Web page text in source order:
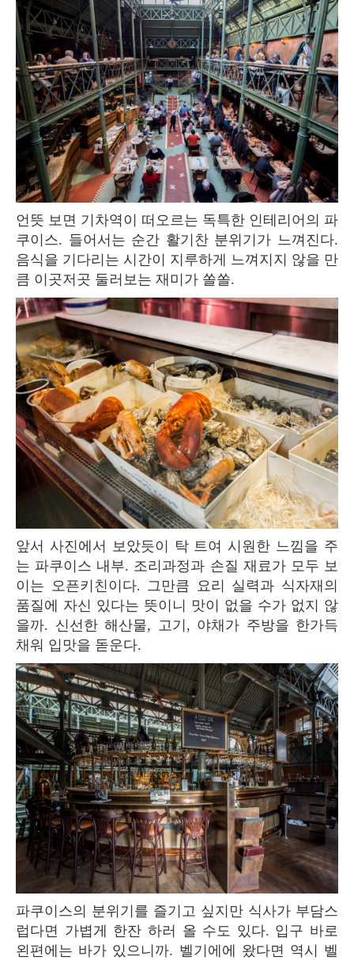
언뜻 보면 기차역이 떠오르는 독특한 인테리어의 파
쿠이스. 들어서는 순간 활기찬 분위기가 느껴진다.
음식을 기다리는 시간이 지루하게 느껴지지 않을 만
큼 이곳저곳 둘러보는 재미가 쏠쏠.
앞서 사진에서 보았듯이 탁 트여 시원한 느낌을 주
는 파쿠이스 내부. 조리과정과 손질 재료가 모두 보
이는 오픈키친이다. 그만큼 요리 실력과 식자재의
품질에 자신 있다는 뜻이니 맛이 없을 수가 없지 않
을까. 신선한 해산물, 고기, 야채가 주방을 한가득
채워 입맛을 돋운다.
파쿠이스의 분위기를 즐기고 싶지만 식사가 부담스
럽다면 가볍게 한잔 하러 올 수도 있다. 입구 바로
왼편에는 바가 있으니까. 벨기에에 왔다면 역시 벨